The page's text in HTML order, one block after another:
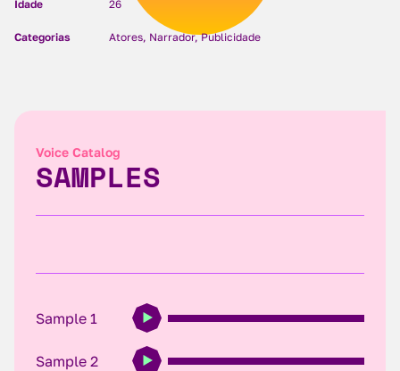
Idade 26
Categorias Atores, Narrador, Publicidade
Voice Catalog
SAMPLES
Sample 1
Sample 2